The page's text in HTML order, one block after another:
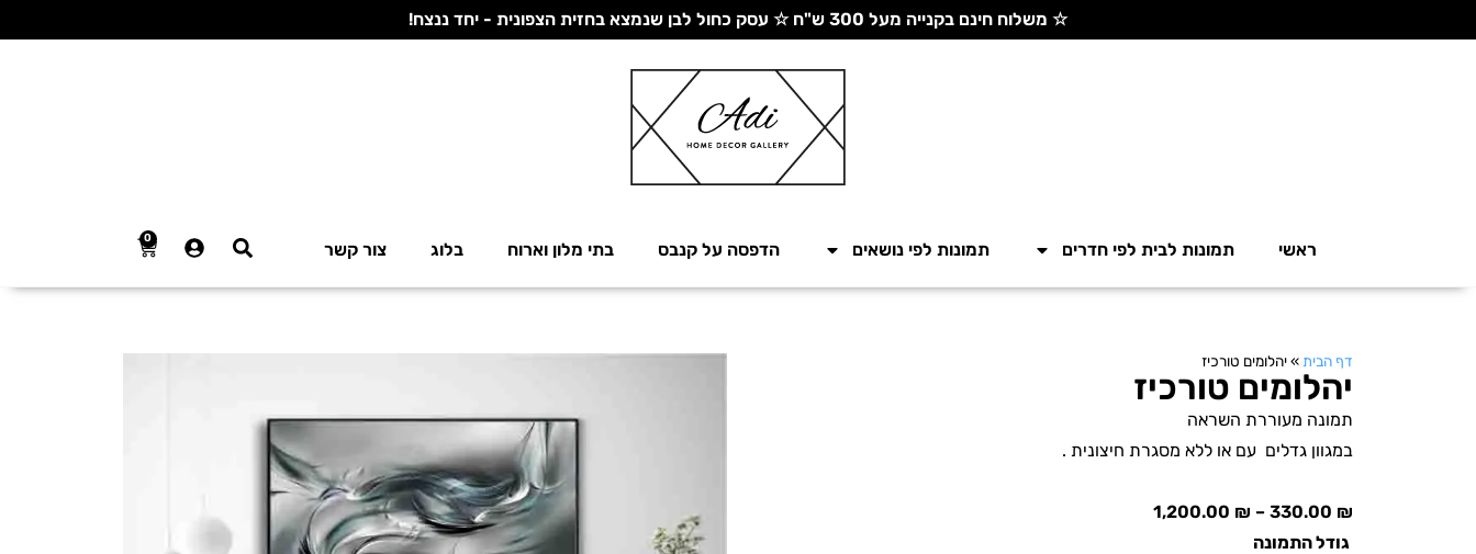
☆ משלוח חינם בקנייה מעל 300 ש"ח ☆ עסק כחול לבן שנמצא בחזית הצפונית - יחד ננצח!
ראשי תמונות לבית לפי חדרים תמונות לפי נושאים הדפסה על קנבס בתי מלון וארוח בלוג צור קשר
0
דף הבית »יהלומים טורכיז
יהלומים טורכיז
תמונה מעוררת השראה
במגוון גדלים עם או ללא מסגרת חיצונית .
330.00 ₪
–
1,200.00 ₪
גודל התמונה